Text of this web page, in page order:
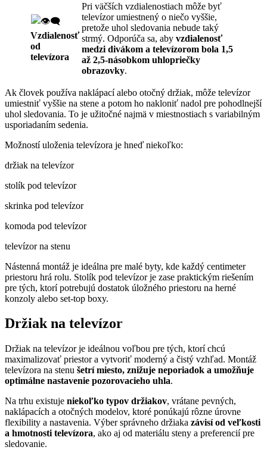
Vzdialenosť
od
televízora
Pri väčších vzdialenostiach môže byť
televízor umiestnený o niečo vyššie,
pretože uhol sledovania nebude taký
strmý. Odporúča sa, aby vzdialenosť
medzi divákom a televízorom bola 1,5
až 2,5-násobkom uhlopriečky
obrazovky.
Ak človek používa naklápací alebo otočný držiak, môže televízor
umiestniť vyššie na stene a potom ho nakloniť nadol pre pohodlnejší
uhol sledovania. To je užitočné najmä v miestnostiach s variabilným
usporiadaním sedenia.
Možností uloženia televízora je hneď niekoľko:
držiak na televízor
stolík pod televízor
skrinka pod televízor
komoda pod televízor
televízor na stenu
Nástenná montáž je ideálna pre malé byty, kde každý centimeter
priestoru hrá rolu. Stolík pod televízor je zase praktickým riešením
pre tých, ktorí potrebujú dostatok úložného priestoru na herné
konzoly alebo set-top boxy.
Držiak na televízor
Držiak na televízor je ideálnou voľbou pre tých, ktorí chcú
maximalizovať priestor a vytvoriť moderný a čistý vzhľad. Montáž
televízora na stenu šetrí miesto, znižuje neporiadok a umožňuje
optimálne nastavenie pozorovacieho uhla.
Na trhu existuje niekoľko typov držiakov, vrátane pevných,
naklápacích a otočných modelov, ktoré ponúkajú rôzne úrovne
flexibility a nastavenia. Výber správneho držiaka závisí od veľkosti
a hmotnosti televízora, ako aj od materiálu steny a preferencií pre
sledovanie.